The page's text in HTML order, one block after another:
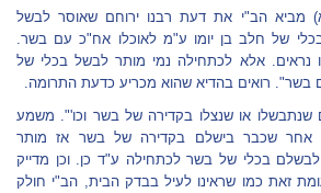
מביא הב"י את דעת רבנו ירוחם שאוסר לבשל
בכלי של חלב בן יומו ע"מ לאוכלו אח"כ עם בשר.
נראים. אלא לכתחילה נמי מותר לבשל בכלי של
בשר". רואים בהדיא שהוא מכריע כדעת התרומה.
שנתבשלו או שנצלו בקדירה של בשר וכו'". משמע
אחר שכבר בישלם בקדירה של בשר אז מותר
בכלי של בשר לכתחילה ע"ד כן. וכן מדייק
זאת כמו שראינו לעיל בבדק הבית, הב"י חולק